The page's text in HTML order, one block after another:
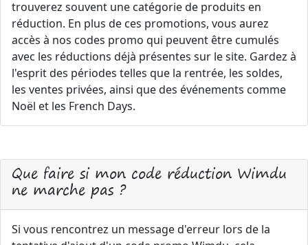
trouverez souvent une catégorie de produits en
réduction. En plus de ces promotions, vous aurez
accès à nos codes promo qui peuvent être cumulés
avec les réductions déjà présentes sur le site. Gardez à
l'esprit des périodes telles que la rentrée, les soldes,
les ventes privées, ainsi que des événements comme
Noël et les French Days.
Que faire si mon code réduction Wimdu
ne marche pas ?
Si vous rencontrez un message d'erreur lors de la